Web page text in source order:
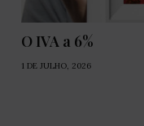
O IVA a 6%
1 DE JULHO, 2026